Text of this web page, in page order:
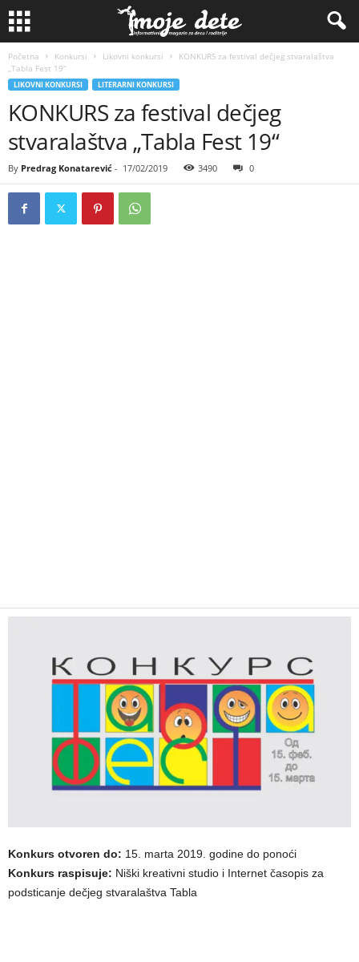
Početna Konkursi Likovni konkursi
KONKURS za festival dečjeg stvaralaštva
„Tabla Fest 19“
LIKOVNI KONKURSI LITERARNI KONKURSI
KONKURS za festival dečjeg
stvaralaštva „Tabla Fest 19“
By Predrag Konatarević - 17/02/2019 3490 0
Konkurs otvoren do: 15. marta 2019. godine do ponoći
Konkurs raspisuje: Niški kreativni studio i Internet časopis za
podsticanje dečjeg stvaralaštva Tabla